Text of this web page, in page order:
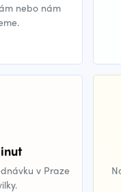
nebo nám
v Praze